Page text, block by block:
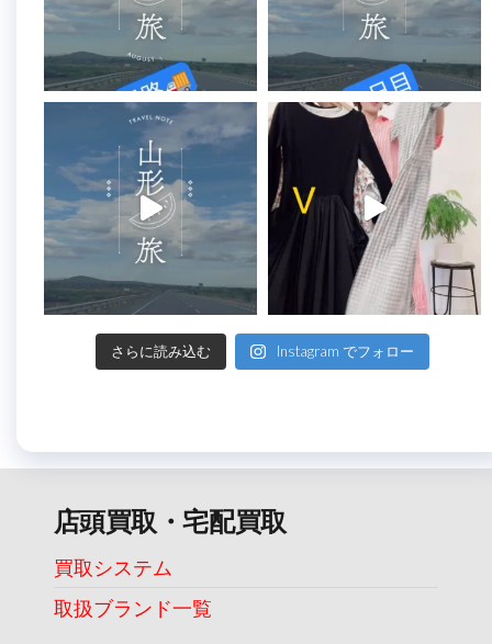
さらに読み込む Instagram でフォロー
店頭買取・宅配買取
買取システム
取扱ブランド一覧